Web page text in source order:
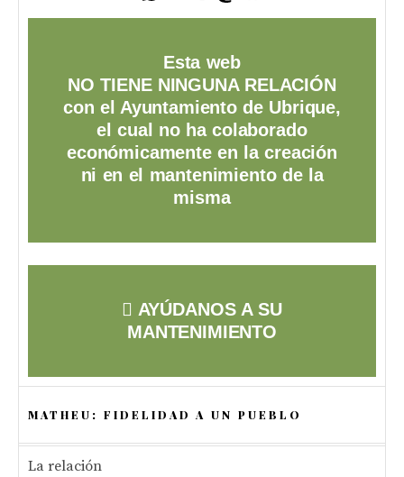
Esta web
NO TIENE NINGUNA RELACIÓN
con el Ayuntamiento de Ubrique,
el cual no ha colaborado
económicamente en la creación
ni en el mantenimiento de la
misma
AYÚDANOS A SU
MANTENIMIENTO
MATHEU: FIDELIDAD A UN PUEBLO
La relación